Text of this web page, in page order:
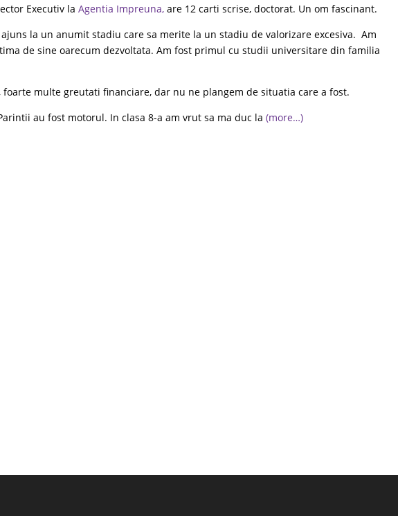
Executiv laAgentia Impreuna, are 12 carti scrise, doctorat. Un om fascinant.
la un anumit stadiu care sa merite la un stadiu de valorizare excesiva. Am
de sine oarecum dezvoltata. Am fost primul cu studii universitare din familia
foarte multe greutati financiare, dar nu ne plangem de situatia care a fost.
au fost motorul. In clasa 8-a am vrut sa ma duc la(more…)